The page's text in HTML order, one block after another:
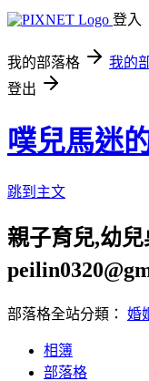
登入
我的部落格 我的
登出
噗兒馬迷
跳到主文
親子育兒,幼
部落格全站分類： 婚
相簿
部落格